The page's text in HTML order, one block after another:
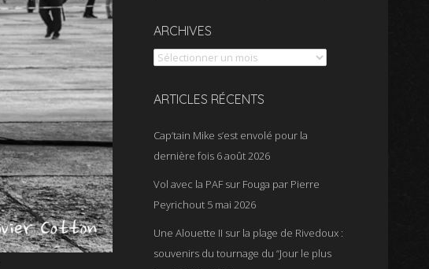
ARCHIVES
Archives
ARTICLES RÉCENTS
Cap’tain Mike s’est envolé pour la
dernière fois 6 août 2026
Vol avec la PAF sur Fouga par Pierre
Peyrichout 5 mai 2026
Une Alouette II sur la plage de Rivedoux :
souvenirs du tournage du “Jour le plus